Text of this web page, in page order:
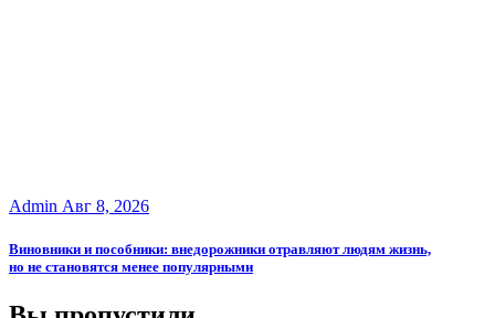
Admin Авг 8, 2026
Виновники и пособники: внедорожники отравляют людям жизнь,
но не становятся менее популярными